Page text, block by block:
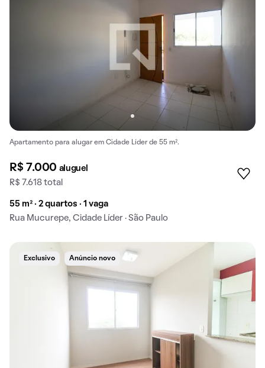
Apartamento para alugar em Cidade Líder de 55 m².
R$ 7.000 aluguel
R$ 7.618 total
55 m² · 2 quartos · 1 vaga
Rua Mucurepe, Cidade Líder · São Paulo
Exclusivo Anúncio novo